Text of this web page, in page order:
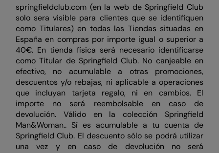
springfieldclub.com (en la web de Springfield Club
solo sera visible para clientes que se identifiquen
como Titulares) en todas las Tiendas situadas en
España en compras por importe igual o superior a
40€. En tienda física será necesario identificarse
como Titular de Springfield Club. No canjeable en
efectivo, no acumulable a otras promociones,
descuentos y/o rebajas, ni aplicable a operaciones
que incluyan tarjeta regalo, ni en cambios. El
importe no será reembolsable en caso de
devolución. Válido en la colección Springfield
Man&Woman.. Sí es acumulable a tu cuenta de
Springfield Club. El descuento sólo se podrá utilizar
una vez y en caso de devolución no será